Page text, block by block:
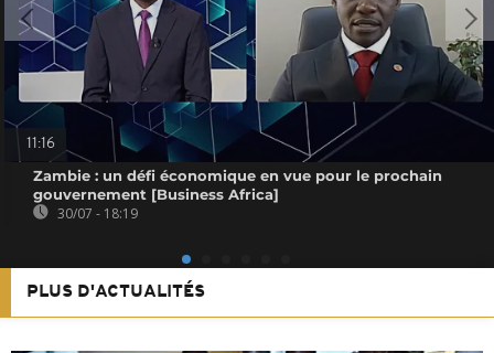
11:16
Zambie : un défi économique en vue pour le prochain
gouvernement [Business Africa]
30/07 - 18:19
PLUS D'ACTUALITÉS